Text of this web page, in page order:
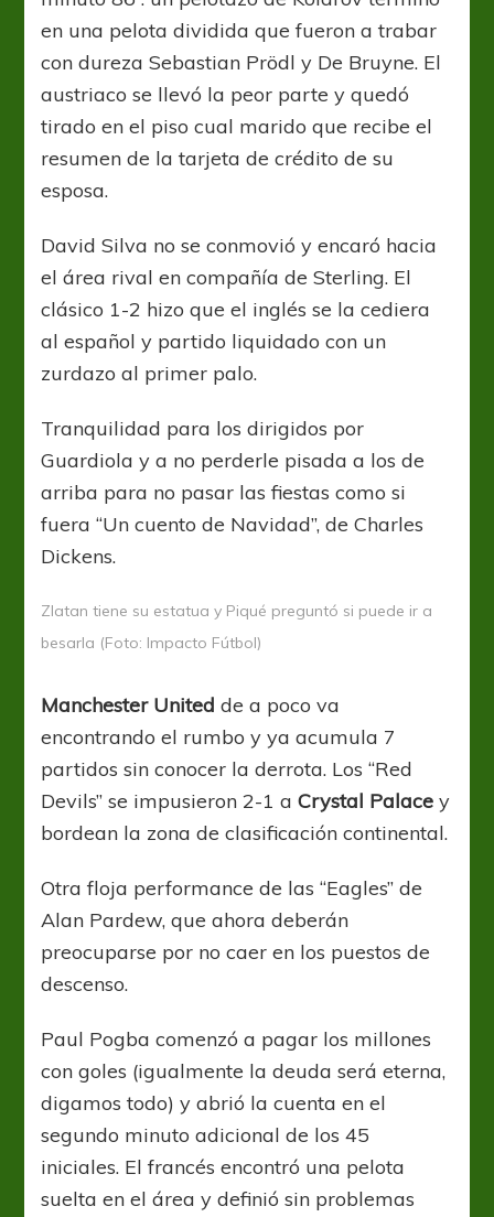
en una pelota dividida que fueron a trabar
con dureza Sebastian Prödl y De Bruyne. El
austriaco se llevó la peor parte y quedó
tirado en el piso cual marido que recibe el
resumen de la tarjeta de crédito de su
esposa.
David Silva no se conmovió y encaró hacia
el área rival en compañía de Sterling. El
clásico 1-2 hizo que el inglés se la cediera
al español y partido liquidado con un
zurdazo al primer palo.
Tranquilidad para los dirigidos por
Guardiola y a no perderle pisada a los de
arriba para no pasar las fiestas como si
fuera “Un cuento de Navidad”, de Charles
Dickens.
Zlatan tiene su estatua y Piqué preguntó si puede ir a
besarla (Foto: Impacto Fútbol)
Manchester United de a poco va
encontrando el rumbo y ya acumula 7
partidos sin conocer la derrota. Los “Red
Devils” se impusieron 2-1 aCrystal Palace y
bordean la zona de clasificación continental.
Otra floja performance de las “Eagles” de
Alan Pardew, que ahora deberán
preocuparse por no caer en los puestos de
descenso.
Paul Pogba comenzó a pagar los millones
con goles (igualmente la deuda será eterna,
digamos todo) y abrió la cuenta en el
segundo minuto adicional de los 45
iniciales. El francés encontró una pelota
suelta en el área y definió sin problemas